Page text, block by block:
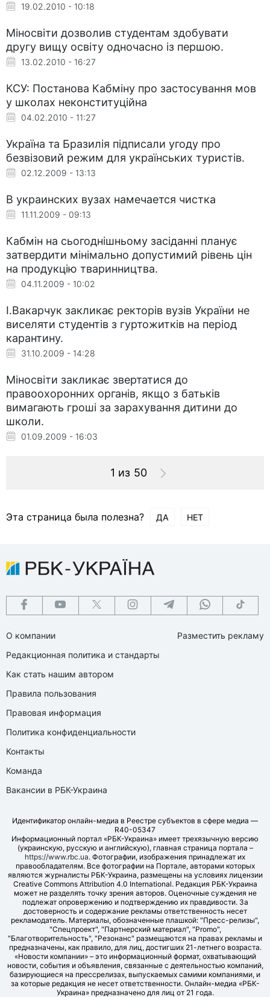
19.02.2010 - 10:18
Міносвіти дозволив студентам здобувати
другу вищу освіту одночасно із першою.
13.02.2010 - 16:27
КСУ: Постанова Кабміну про застосування мов
у школах неконституційна
04.02.2010 - 11:27
Україна та Бразилія підписали угоду про
безвізовий режим для українських туристів.
02.12.2009 - 13:13
В украинских вузах намечается чистка
11.11.2009 - 09:13
Кабмін на сьогоднішньому засіданні планує
затвердити мінімально допустимий рівень цін
на продукцію тваринництва.
04.11.2009 - 10:02
І.Вакарчук закликає ректорів вузів України не
виселяти студентів з гуртожитків на період
карантину.
31.10.2009 - 14:28
Міносвіти закликає звертатися до
правоохоронних органів, якщо з батьків
вимагають гроші за зарахування дитини до
школи.
01.09.2009 - 16:03
1 из 50
Эта страница была полезна? ДА НЕТ
О компании
Редакционная политика и стандарты
Как стать нашим автором
Правила пользования
Правовая информация
Политика конфиденциальности
Контакты
Команда
Вакансии в РБК-Украина
Разместить рекламу
Идентификатор онлайн-медиа в Реестре субъектов в сфере медиа —
R40-05347
Информационный портал «РБК-Украина» имеет трехязычную версию
(украинскую, русскую и английскую), главная страница портала –
https://www.rbc.ua. Фотографии, изображения принадлежат их
правообладателям. Все фотографии на Портале, авторами которых
являются журналисты РБК-Украина, размещены на условиях лицензии
Creative Commons Attribution 4.0 International. Редакция РБК-Украина
может не разделять точку зрения авторов. Оценочные суждения не
подлежат опровержению и подтверждению их правдивости. За
достоверность и содержание рекламы ответственность несет
рекламодатель. Материалы, обозначенные плашкой: "Пресс-релизы",
"Спецпроект", "Партнерский материал", "Promo",
"Благотворительность", "Резонанс" размещаются на правах рекламы и
предназначены, как правило, для лиц, достигших 21-летнего возраста.
«Новости компании» – это информационный формат, охватывающий
новости, события и объявления, связанные с деятельностью компаний,
базирующиеся на прессрелизах, выпускаемых самими компаниями, и
за которые редакция не несет ответственности. Онлайн-медиа «РБК-
Украина» предназначено для лиц от 21 года.